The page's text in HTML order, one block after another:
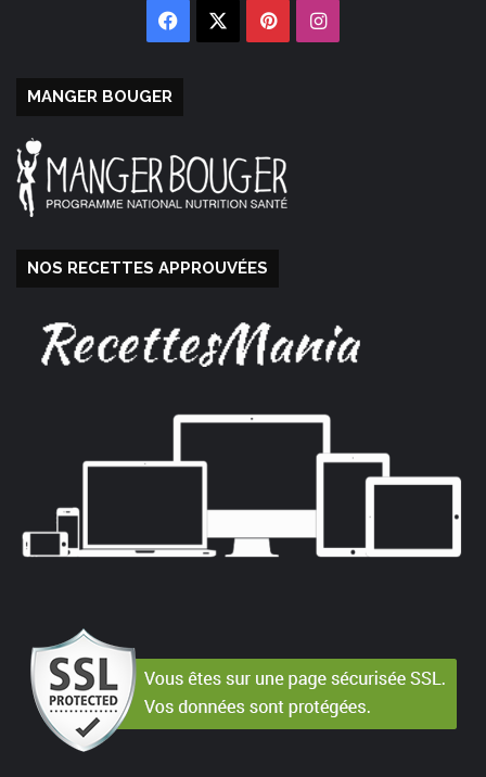
Facebook PinterestInstagram
MANGER BOUGER
NOS RECETTES APPROUVÉES